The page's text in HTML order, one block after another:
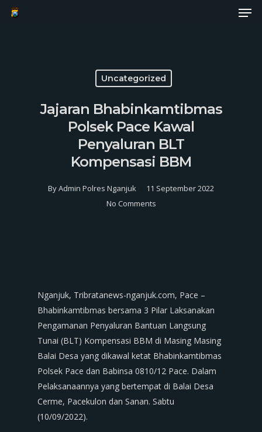
Skip
Uncategorized
Jajaran Bhabinkamtibmas
Polsek Pace Kawal
Penyaluran BLT
Kompensasi BBM
ByAdmin Polres Nganjuk
11 September 2022
No Comments
Nganjuk, Tribratanews-nganjuk.com, Pace –
Bhabinkamtibmas bersama 3 Pilar Laksanakan
Pengamanan Penyaluran Bantuan Langsung
Tunai (BLT) Kompensasi BBM di Masing Masing
Balai Desa yang dikawal ketat Bhabinkamtibmas
Polsek Pace dan Babinsa 0810/12 Pace. Dalam
Pelaksanaannya yang bertempat di Balai Desa
Cerme, Pacekulon dan Sanan. Sabtu
(10/09/2022).